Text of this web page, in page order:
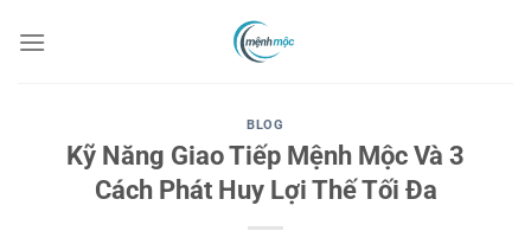
đến
BLOG
Kỹ Năng Giao Tiếp Mệnh Mộc Và 3
Cách Phát Huy Lợi Thế Tối Đa